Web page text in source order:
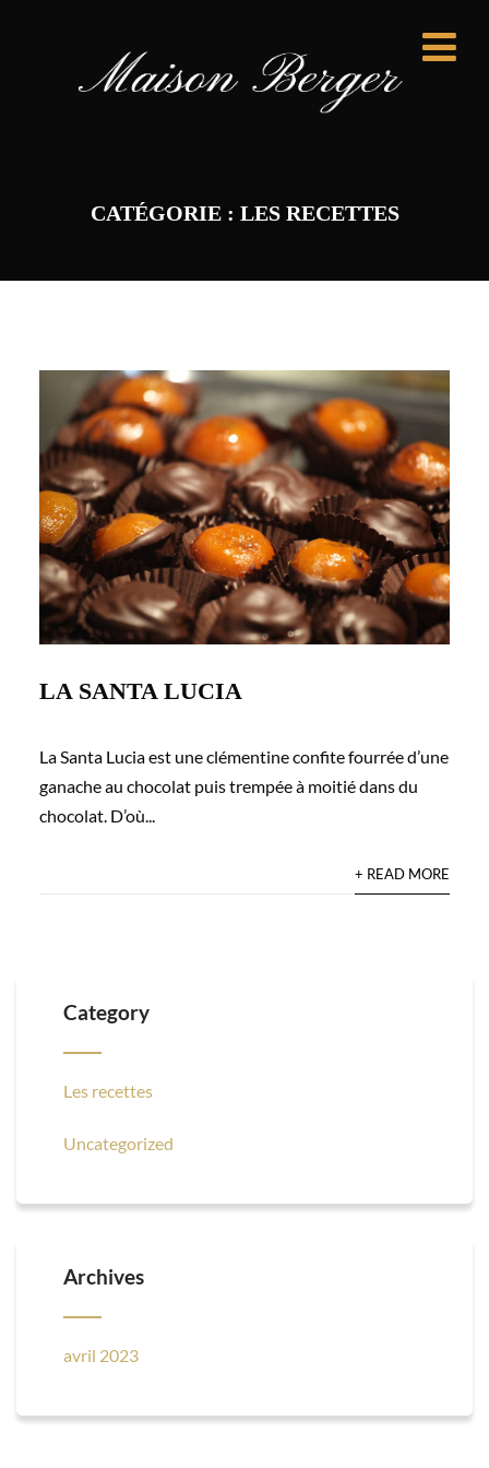
CATÉGORIE : LES RECETTES
LA SANTA LUCIA
La Santa Lucia est une clémentine confite fourrée d’une
ganache au chocolat puis trempée à moitié dans du
chocolat. D’où...
+ READ MORE
Category
Les recettes
Uncategorized
Archives
avril 2023